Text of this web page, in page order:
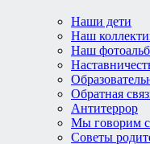
Наши дети
Наш
Наш
Обратная
Антитеррор
Мы говорим
Советы